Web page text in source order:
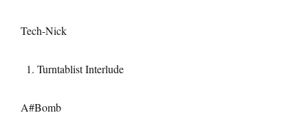
Tech-Nick
Turntablist Interlude
A#Bomb